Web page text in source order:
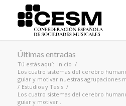
Últimas entradas
Tú estás aquí: Inicio /
Los cuatro sistemas del cerebro
guiar y motivar nuestras agrupaciones
/ Estudios y Tesis /
Los cuatro sistemas del cerebro
guiar y motivar...